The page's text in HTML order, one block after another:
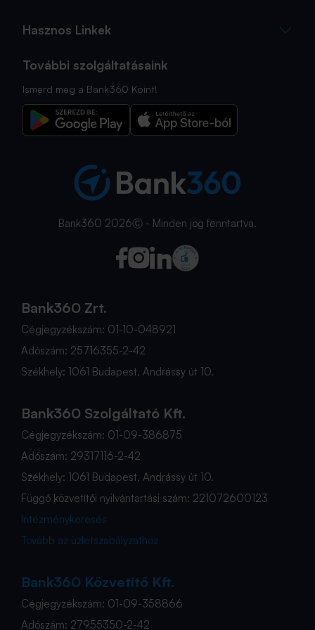
Hasznos Linkek
További szolgáltatásaink
Ismerd meg a Bank360 Koint!
Bank360 2026Ⓒ - Minden jog fenntartva.
Bank360 Zrt.
Cégjegyzékszám: 01-10-048921
Adószám: 25716355-2-42
Székhely: 1061 Budapest, Andrássy út 10.
Bank360 Szolgáltató Kft.
Cégjegyzékszám: 01-09-386875
Adószám: 29317116-2-42
Székhely: 1061 Budapest, Andrássy út 10.
Függő közvetítői nyilvántartási szám: 221072600123
Intézménykeresés
Tovább az üzletszabályzathoz
Bank360 Közvetítő Kft.
Cégjegyzékszám: 01-09-358866
Adószám: 27955350-2-42